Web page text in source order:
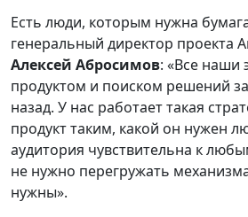
Есть люди, которым нужна
генеральный директор проекта
Алексей Абросимов: «Все наши
продуктом и поиском решений
назад. У нас работает такая
продукт таким, какой он нужен
аудитория чувствительна к
не нужно перегружать
нужны».